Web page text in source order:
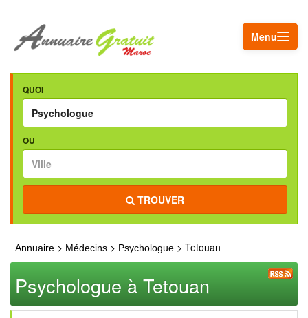
Menu
QUOI
OU
TROUVER
Annuaire > Médecins > Psychologue > Tetouan
Psychologue à Tetouan